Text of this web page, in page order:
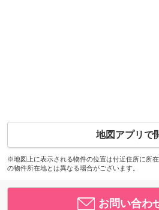
地図アプリで
※地図上に表示される物件の位置は付近住所に所
の物件所在地とは異なる場合がございます。
お問い合わ